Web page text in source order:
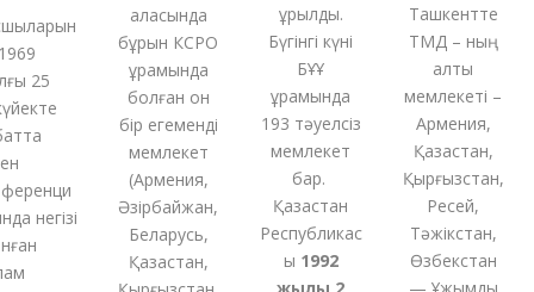
25
негізі
қаласында
бұрын КСРО
құрамында
болғанон
бір егеменді
мемлекет
Армения,
Әзірбайжан,
Беларусь,
Қазақстан,
құрылды.
Бүгінгі күні
БҰҰ
құрамында
193 тәуелсіз
мемлекет
бар.
Қазақстан
Республикас
1992
жылы 2
Ташкентте
ТМД – ның
алты
мемлекеті –
Армения,
Қазақстан,
Қырғызстан,
Ресей,
Тәжікстан,
Өзбекстан
— Ұжымдық